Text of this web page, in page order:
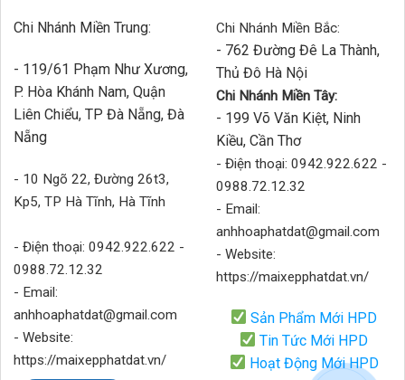
Chi Nhánh Miền Trung:
- 119/61 Phạm Như Xương,
P. Hòa Khánh Nam, Quận
Liên Chiểu, TP Đà Nẵng, Đà
Nẵng
- 10 Ngõ 22, Đường 26t3,
Kp5, TP Hà Tĩnh, Hà Tĩnh
- Điện thoại: 0942.922.622 -
0988.72.12.32
- Email:
anhhoaphatdat@gmail.com
- Website:
https://maixepphatdat.vn/
Chi Nhánh Miền Bắc:
- 762 Đường Đê La Thành,
Thủ Đô Hà Nội
Chi Nhánh Miền Tây:
- 199 Võ Văn Kiệt, Ninh
Kiều, Cần Thơ
- Điện thoại: 0942.922.622 -
0988.72.12.32
- Email:
anhhoaphatdat@gmail.com
- Website:
https://maixepphatdat.vn/
Sản Phẩm Mới HPD
Tin Tức Mới HPD
Hoạt Động Mới HPD